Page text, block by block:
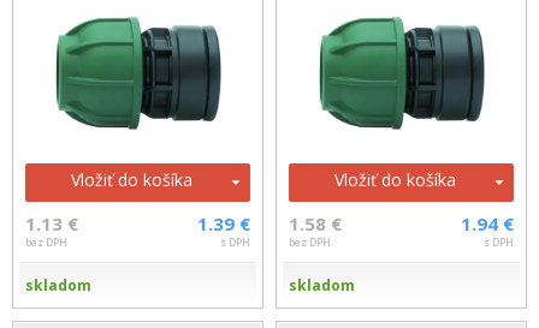
Vložiť do košíka
1.13 €
bez DPH
1.39 €
s DPH
skladom
Vložiť do košíka
1.58 €
bez DPH
1.94 €
s DPH
skladom